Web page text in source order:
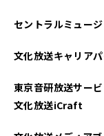
セントラルミュー
文化放送キャリア
東京音研放送サー
文化放送iCraft